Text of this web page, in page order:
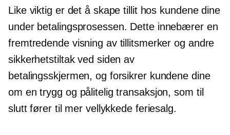
Like viktig er det å skape tillit hos kundene dine
under betalingsprosessen. Dette innebærer en
fremtredende visning av tillitsmerker og andre
sikkerhetstiltak ved siden av
betalingsskjermen, og forsikrer kundene dine
om en trygg og pålitelig transaksjon, som til
slutt fører til mer vellykkede feriesalg.